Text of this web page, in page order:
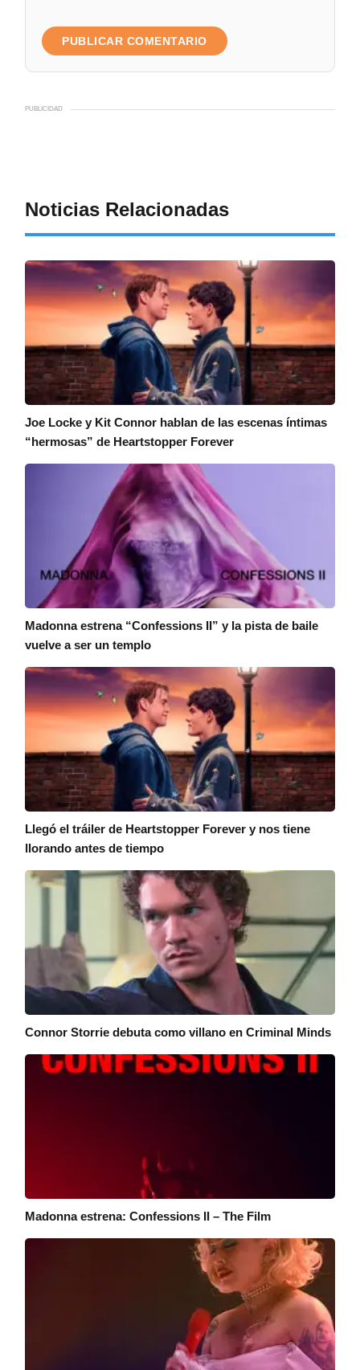
PUBLICIDAD
Noticias Relacionadas
Joe Locke y Kit Connor hablan de las escenas íntimas
“hermosas” de Heartstopper Forever
Madonna estrena “Confessions II” y la pista de baile
vuelve a ser un templo
Llegó el tráiler de Heartstopper Forever y nos tiene
llorando antes de tiempo
Connor Storrie debuta como villano en Criminal Minds
Madonna estrena: Confessions II – The Film